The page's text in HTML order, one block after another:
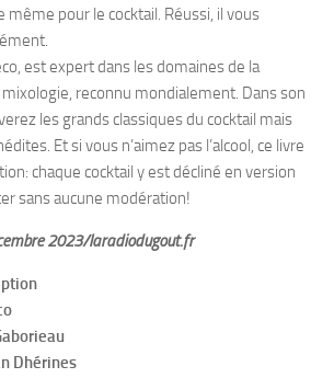
même pour le cocktail. Réussi, il vous
est expert dans les domaines de la
reconnu mondialement. Dans son
les grands classiques du cocktail mais
Et si vous n’aimez pas l’alcool, ce livre
chaque cocktail y est décliné en version
sans aucune modération!
2023/laradiodugout.fr
Dhérines